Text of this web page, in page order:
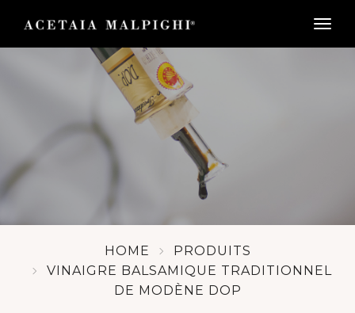
HOME
PRODUITS
VINAIGRE BALSAMIQUE TRADITIONNEL
DE MODÈNE DOP